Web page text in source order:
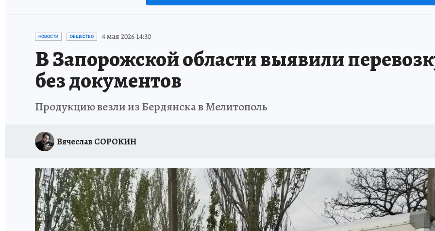
НОВОСТИ ОБЩЕСТВО 4 мая 2026 14:30
В Запорожской области выявили
без документов
Продукцию везли из Бердянска в Мелитополь
Вячеслав СОРОКИН